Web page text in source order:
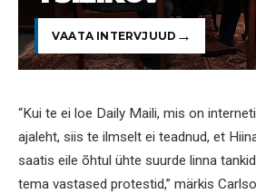
VAATA INTERVJUUD
“Kui te ei loe Daily Maili, mis on
ajaleht, siis te ilmselt ei teadnud, et
saatis eile õhtul ühte suurde linna
tema vastased protestid,” märkis